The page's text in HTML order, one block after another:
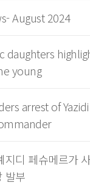
August 2024
daughters
young
arrest of Yazidi
지디 페슈메르가
발부